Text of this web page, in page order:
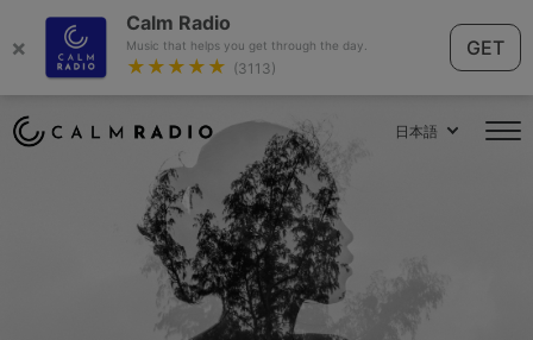
×
Calm Radio
Music that helps you get through the day.
★★★★★ (3113)
GET
日本語